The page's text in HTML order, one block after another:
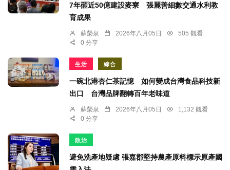
7年砸近50億建設麥寮 張麗善細數交通水利教
育成果
蘇榮泉 2026年八月05日
505 觀看
0 分享
生活 綜合
一碗北港杏仁茶記憶 如何變成台灣食品科技新
出口 台灣品牌翻轉百年老味道
蘇榮泉 2026年八月05日
1,132 觀看
0 分享
政治
避免洗產地疑慮 張嘉郡堅持農產原料標示原產國